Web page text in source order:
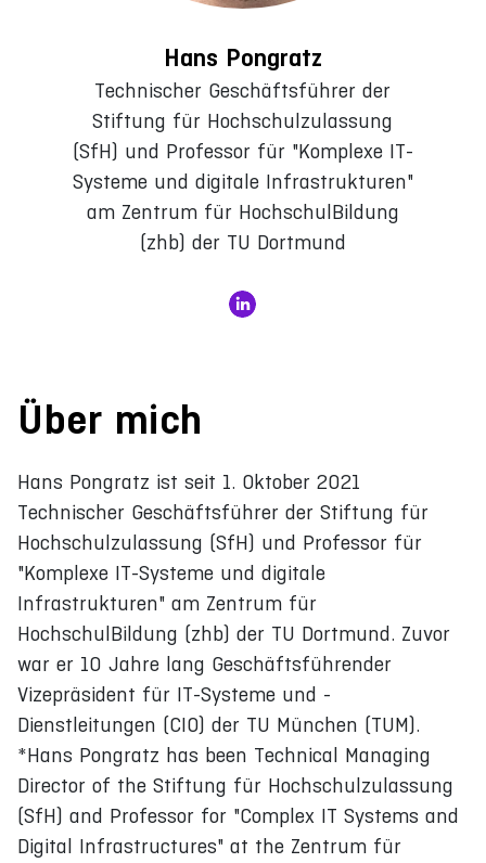
Hans Pongratz
Technischer Geschäftsführer der
Stiftung für Hochschulzulassung
(SfH) und Professor für "Komplexe IT-
Systeme und digitale Infrastrukturen"
am Zentrum für HochschulBildung
(zhb) der TU Dortmund
Über mich
Hans Pongratz ist seit 1. Oktober 2021
Technischer Geschäftsführer der Stiftung für
Hochschulzulassung (SfH) und Professor für
"Komplexe IT-Systeme und digitale
Infrastrukturen" am Zentrum für
HochschulBildung (zhb) der TU Dortmund. Zuvor
war er 10 Jahre lang Geschäftsführender
Vizepräsident für IT-Systeme und -
Dienstleitungen (CIO) der TU München (TUM).
*Hans Pongratz has been Technical Managing
Director of the Stiftung für Hochschulzulassung
(SfH) and Professor for "Complex IT Systems and
Digital Infrastructures" at the Zentrum für